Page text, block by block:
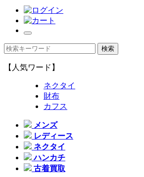
【人気ワード】
ネクタイ
財布
カフス
メンズ
レディース
ネクタイ
ハンカチ
古着買取